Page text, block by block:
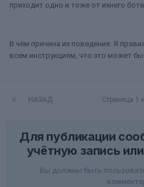
приходит одно и тоже от ихнего
В чём причина их поведения. Я
всем инструкциям, что это может
НАЗАД Страница 1
Для публикации
учётную запись
Вы должны быть